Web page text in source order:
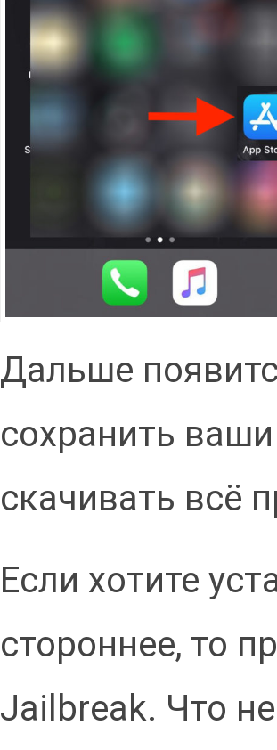
Дальше
сохранить
скачивать всё
Если хотите
стороннее, то
Jailbreak. Что